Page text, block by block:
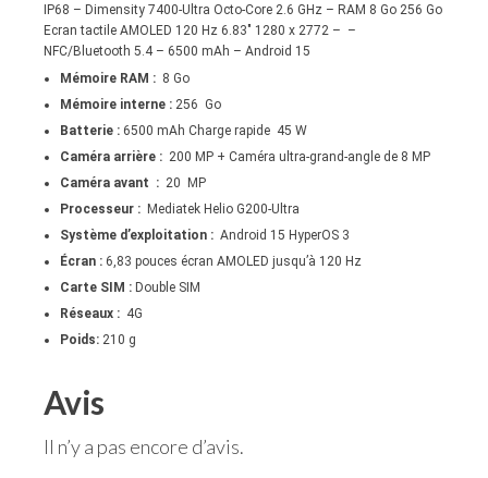
IP68 – Dimensity 7400-Ultra Octo-Core 2.6 GHz – RAM 8 Go 256 Go
Ecran tactile AMOLED 120 Hz 6.83″ 1280 x 2772 – –
NFC/Bluetooth 5.4 – 6500 mAh – Android 15
Mémoire RAM : 8 Go
Mémoire interne : 256 Go
Batterie : 6500 mAh Charge rapide 45 W
Caméra arrière : 200 MP + Caméra ultra-grand-angle de 8 MP
Caméra avant : 20 MP
Processeur : Mediatek Helio G200-Ultra
Système d’exploitation : Android 15 HyperOS 3
Écran : 6,83 pouces écran AMOLED jusqu’à 120 Hz
Carte SIM : Double SIM
Réseaux : 4G
Poids: 210 g
Avis
Il n’y a pas encore d’avis.